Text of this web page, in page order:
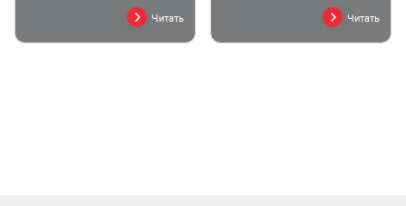
Читать Читать